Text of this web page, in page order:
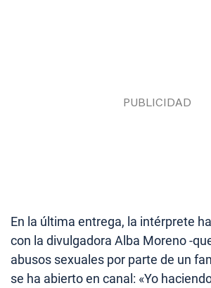
En la última entrega, la intérprete
con la divulgadora Alba Moreno -
abusos sexuales por parte de un
se ha abierto en canal: «Yo